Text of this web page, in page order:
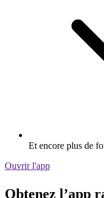
Et encore plus de
Ouvrir l'app
Obtenez